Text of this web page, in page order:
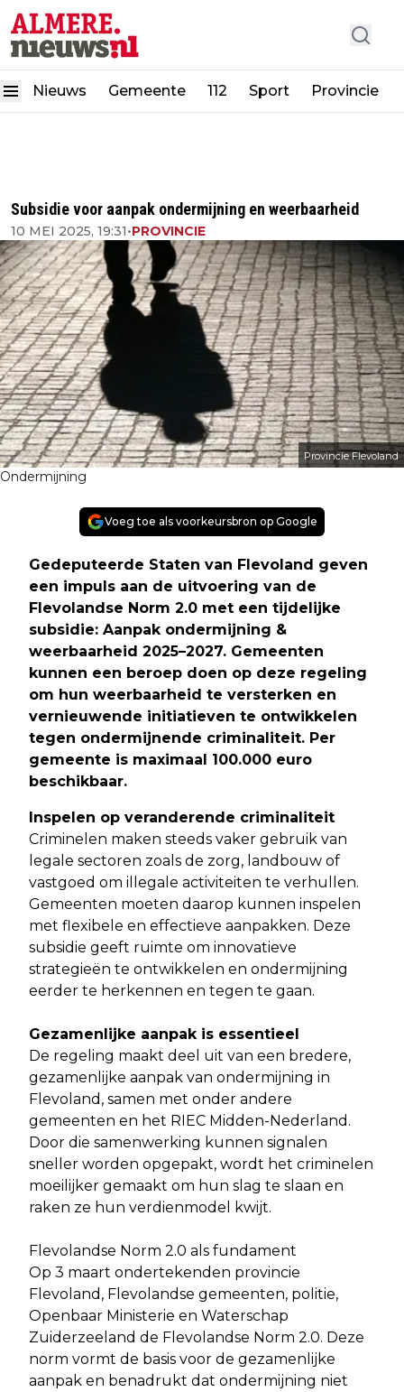
Nieuws Gemeente 112 Sport Provincie
Subsidie voor aanpak ondermijning en weerbaarheid
10 MEI 2025, 19:31•PROVINCIE
Provincie Flevoland
Ondermijning
Voeg toe als voorkeursbron op Google
Gedeputeerde Staten van Flevoland geven
een impuls aan de uitvoering van de
Flevolandse Norm 2.0 met een tijdelijke
subsidie: Aanpak ondermijning &
weerbaarheid 2025–2027. Gemeenten
kunnen een beroep doen op deze regeling
om hun weerbaarheid te versterken en
vernieuwende initiatieven te ontwikkelen
tegen ondermijnende criminaliteit. Per
gemeente is maximaal 100.000 euro
beschikbaar.
Inspelen op veranderende criminaliteit
Criminelen maken steeds vaker gebruik van
legale sectoren zoals de zorg, landbouw of
vastgoed om illegale activiteiten te verhullen.
Gemeenten moeten daarop kunnen inspelen
met flexibele en effectieve aanpakken. Deze
subsidie geeft ruimte om innovatieve
strategieën te ontwikkelen en ondermijning
eerder te herkennen en tegen te gaan.
Gezamenlijke aanpak is essentieel
De regeling maakt deel uit van een bredere,
gezamenlijke aanpak van ondermijning in
Flevoland, samen met onder andere
gemeenten en het RIEC Midden-Nederland.
Door die samenwerking kunnen signalen
sneller worden opgepakt, wordt het criminelen
moeilijker gemaakt om hun slag te slaan en
raken ze hun verdienmodel kwijt.
Flevolandse Norm 2.0 als fundament
Op 3 maart ondertekenden provincie
Flevoland, Flevolandse gemeenten, politie,
Openbaar Ministerie en Waterschap
Zuiderzeeland de Flevolandse Norm 2.0. Deze
norm vormt de basis voor de gezamenlijke
aanpak en benadrukt dat ondermijning niet